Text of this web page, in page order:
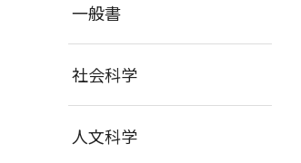
一般書
社会科学
人文科学